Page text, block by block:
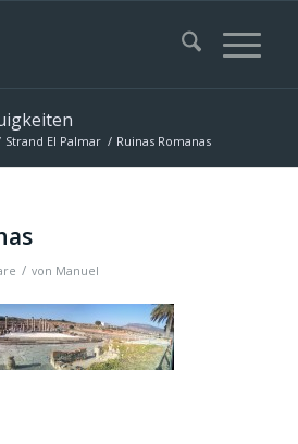
Strand El Palmar / Ruinas Romanas
/ von Manuel